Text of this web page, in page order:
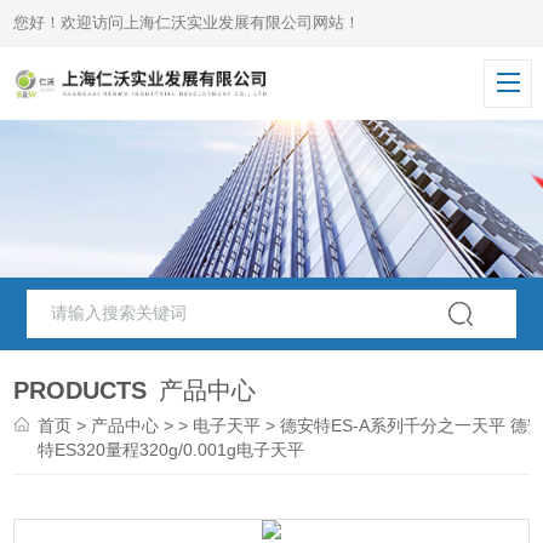
您好！欢迎访问上海仁沃实业发展有限公司网站！
PRODUCTS 产品中心
首页 > 产品中心 > > 电子天平 > 德安特ES-A系列千分之一天平 德
特ES320量程320g/0.001g电子天平